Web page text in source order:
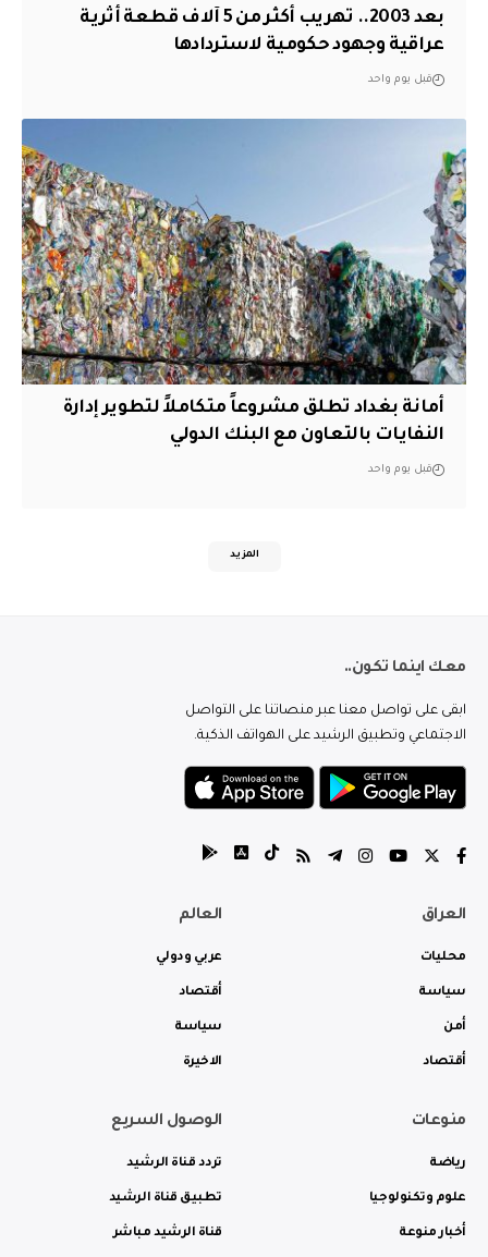
بعد 2003.. تهريب أكثر من 5 آلاف قطعة أثرية
عراقية وجهود حكومية لاستردادها
قبل يوم واحد
أمانة بغداد تطلق مشروعاً متكاملاً لتطوير إدارة
النفايات بالتعاون مع البنك الدولي
قبل يوم واحد
المزيد
معك اينما تكون..
ابقى على تواصل معنا عبر منصاتنا على التواصل
الاجتماعي وتطبيق الرشيد على الهواتف الذكية.
العراق
محليات
سياسة
أمن
أقتصاد
العالم
عربي ودولي
أقتصاد
سياسة
الاخيرة
منوعات
رياضة
علوم وتكنولوجيا
أخبار منوعة
الوصول السريع
تردد قناة الرشيد
تطبيق قناة الرشيد
قناة الرشيد مباشر